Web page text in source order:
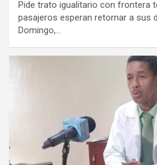
Pide trato igualitario con frontera
pasajeros esperan retornar a sus
Domingo,…